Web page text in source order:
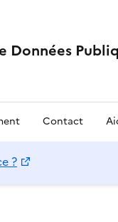
Données
Contact
?